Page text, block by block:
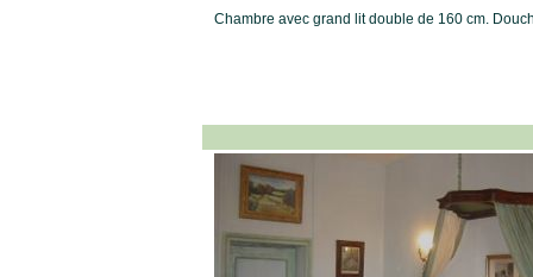
Chambre avec grand lit double de 160 cm.